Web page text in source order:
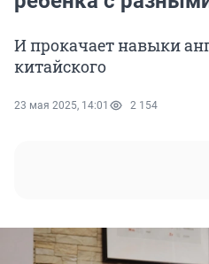
И прокачает навыки
китайского
23 мая 2025, 14:01 2 154